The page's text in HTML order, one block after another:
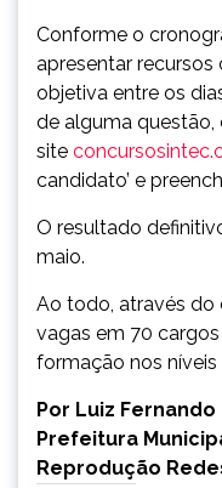
Conforme o
apresentar
objetiva entre os
de alguma questão,
site
candidato’ e
O resultado
maio.
Ao todo, através do
vagas em 70
formação nos níveis
Por Luiz
Prefeitura
Reprodução